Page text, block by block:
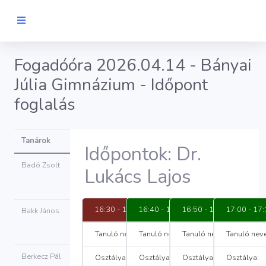
Fogadóóra 2026.04.14 - Bányai
Júlia Gimnázium - Időpont
foglalás
Tanárok
Badó Zsolt
Időpont
foglalás
Bakk János
Időpont
foglalás
Berkecz Pál
Időpont
Időpontok: Dr.
Lukács Lajos
16:30 - 16:40
Tanuló neve:Schimó Ferenc Pál
Osztálya: 9.A
16:40 - 16:50
Tanuló neve:
Osztálya:
16:50 - 17:00
Tanuló neve:
Osztálya:
17:00 -
Tanuló
Osztálya: